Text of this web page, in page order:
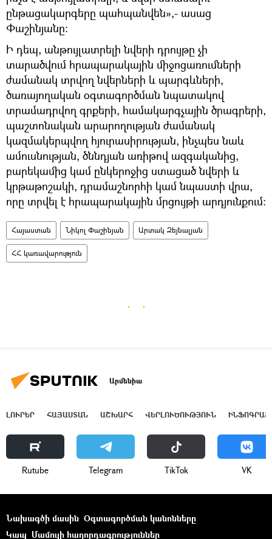
ընթացակարգերը պահպանվեն»,- ասաց
Փաշինյանը:
Ի դեպ, անթույլատրելի նվերի դրույթը չի
տարածվում հրապարակային միջոցառումների
ժամանակ տրվող նվերների և պարգևների,
ծառայողական օգտագործման նպատակով
տրամադրվող գրքերի, համակարգչային ծրագրերի,
պաշտոնական արարողության ժամանակ
կազմակերպվող հյուրասիրության, ինչպես նաև
ամուսնության, ծննդյան առիթով ազգականից,
բարեկամից կամ ընկերոջից ստացած նվերի և
կրթաթոշակի, դրամաշնորհի կամ նպաստի վրա,
որը տրվել է հրապարակային մրցույթի արդյունքում:
Հայաստան Նիկոլ Փաշինյան Արտակ Զեյնալյան
ՀՀ կառավարություն
Արմենիա
ԼՈՒՐԵՐ ՀԱՅԱՍՏԱՆ ԱՇԽԱՐՀ ՎԵՐԼՈՒԾՈՒԹՅՈՒՆ
Rutube Telegram ТikТоk VK
Նախագծի մասին Օգտագործման կանոնները
Կապ Մամուլի հաղորդագրություններ